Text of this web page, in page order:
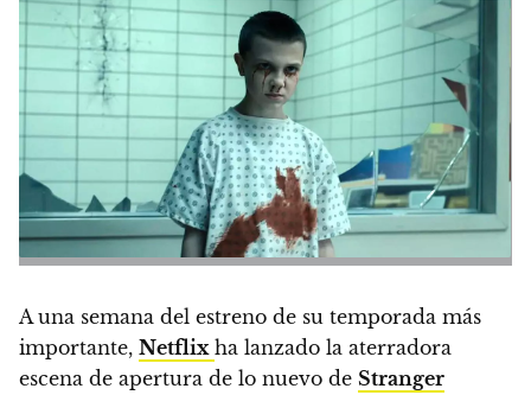
A una semana del estreno de su temporada más
importante, Netflix ha lanzado la aterradora
escena de apertura de lo nuevo de Stranger